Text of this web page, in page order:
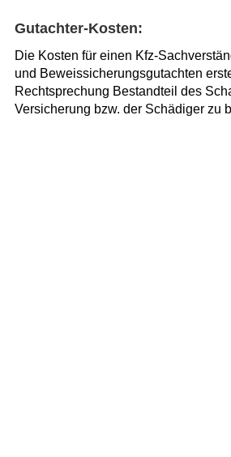
Gutachter-Kosten:
Die Kosten für einen Kfz-
und Beweissicherungsgutachten
Rechtsprechung Bestandteil des
Versicherung bzw. der Schädiger zu